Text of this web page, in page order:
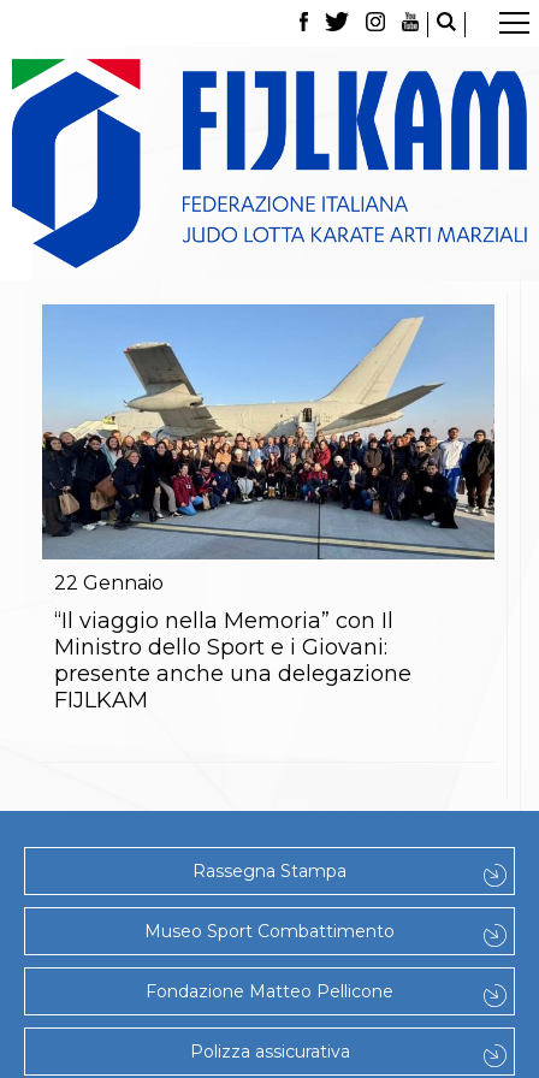
La Federazione
Tesseramento
Contatti
Norme e modulistica Affiliazioni e Tesseramenti
Classifica Società Sportive con più di 100 atleti
tesserati
Gare e Risultati
Partners
Trasparenza
Judo
La disciplina
News
Attività Didattica
Gare e Risultati
Albi Federali
Lotta
La disciplina
News
Gare e Risultati
News
Attività Didattica
Albi Federali
Arti marziali
Aikido
Ju Jitsu
Sumo
Capoeira
Grappling
BJJ
Pancrazio/Pankration
22 Gennaio
“Il viaggio nella Memoria” con Il
Ministro dello Sport e i Giovani:
presente anche una delegazione
FIJLKAM
Rassegna Stampa
Museo Sport Combattimento
Fondazione Matteo Pellicone
Polizza assicurativa